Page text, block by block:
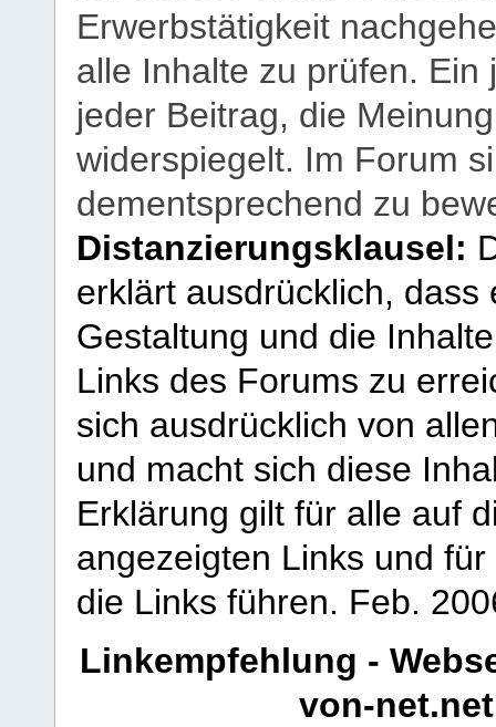
Erwerbstätigkeit
alle Inhalte zu prüfen.
jeder Beitrag, die
widerspiegelt. Im Forum
dementsprechend zu
Distanzierungsklausel:
erklärt ausdrücklich,
Gestaltung und die
Links des Forums zu
sich ausdrücklich von
und macht sich diese
Erklärung gilt für alle auf
angezeigten Links und
die Links führen. Feb.
Linkempfehlung -
von-net.net